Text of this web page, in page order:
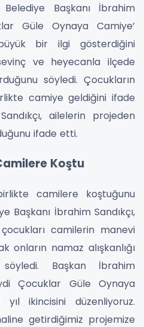
Başkanı İbrahim
Güle Oynaya Camiye’
bir ilgi gösterdiğini
ve heyecanla ilçede
söyledi. Çocukların
camiye geldiğini ifade
ailelerin projeden
ifade etti.
Koştu
camilere koştuğunu
Başkanı İbrahim Sandıkçı,
camilerin manevi
onların namaz alışkanlığı
söyledi. Başkan İbrahim
Çocuklar Güle Oynaya
ikincisini düzenliyoruz.
getirdiğimiz projemize